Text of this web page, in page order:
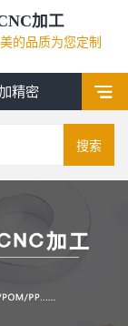
加工
的品质为您定制
精密
搜索